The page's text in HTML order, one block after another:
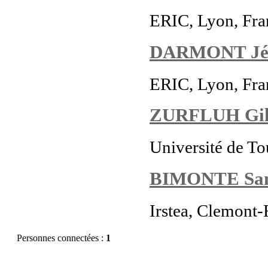
ERIC, Lyon,
DARMONT
ERIC, Lyon,
ZURFLUH
Université de
BIMONTE
Irstea, Clemont-
Personnes connectées : 1